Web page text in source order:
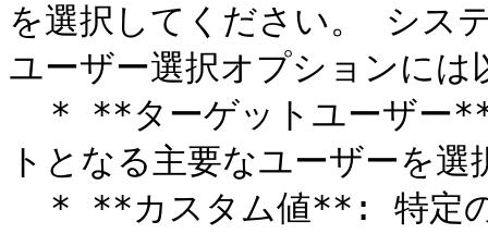
を選択してください。 シス
ユーザー選択オプションに
トとなる主要なユーザーを選